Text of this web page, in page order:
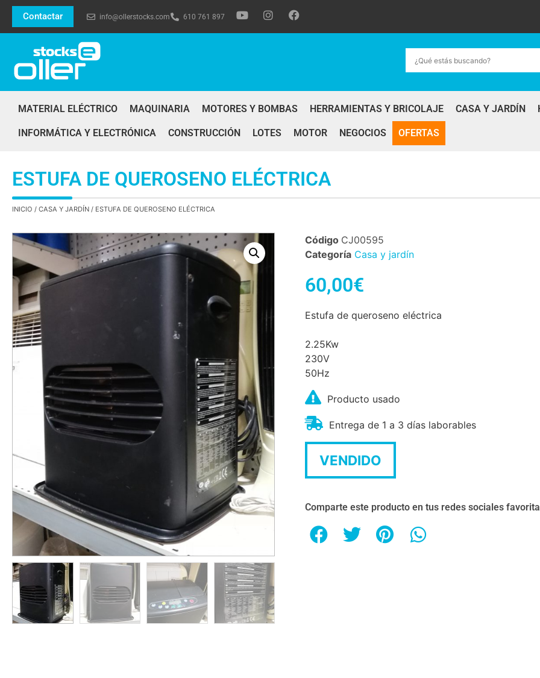
Contactar info@ollerstocks.com 610 761 897
MATERIAL ELÉCTRICO MAQUINARIA MOTORES Y BOMBAS HERRAMIENTAS Y BRICOLAJE CASA Y JARDÍN
INFORMÁTICA Y ELECTRÓNICA CONSTRUCCIÓN LOTES MOTOR NEGOCIOS OFERTAS
ESTUFA DE QUEROSENO ELÉCTRICA
INICIO / CASA Y JARDÍN / ESTUFA DE QUEROSENO ELÉCTRICA
Código CJ00595
Categoría Casa y jardín
60,00€
Estufa de queroseno eléctrica
2.25Kw
230V
50Hz
Producto usado
Entrega de 1 a 3 días laborables
VENDIDO
Comparte este producto en tus redes sociales